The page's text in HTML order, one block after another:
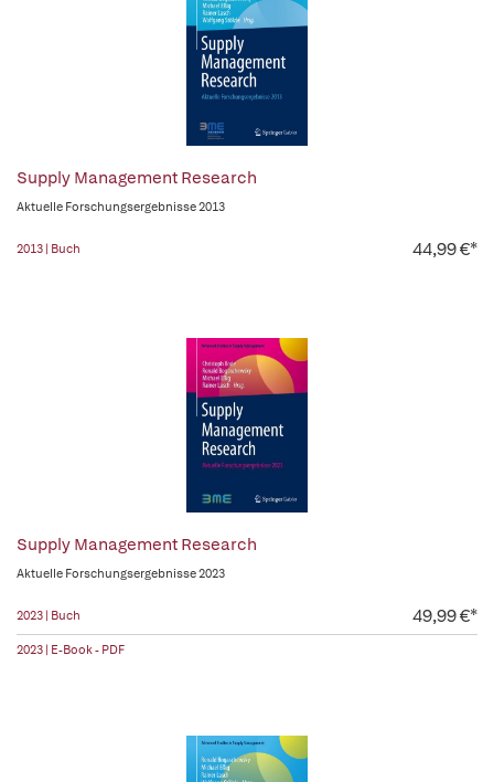
Supply Management Research
Aktuelle Forschungsergebnisse 2013
2013 | Buch 44,99 €*
Supply Management Research
Aktuelle Forschungsergebnisse 2023
2023 | Buch 49,99 €*
2023 | E-Book - PDF